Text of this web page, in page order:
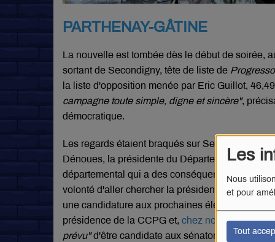
Les
Nous
et pour
Tout
PARTHENAY-GÂTINE
La nouvelle est tombée dès le début de soirée,
sortant de Secondigny, tête de liste de
la liste d'opposition menée par Eric Guillot,
campagne toute simple, digne et sincère",
démocratique.
Les regards étaient braqués sur Secondigny
Dénoues, la présidente du Département. Une
départemental qui a des conséquences au-delà
volonté d'aller chercher la présidence de la
une candidature aux prochaines élections
présidence de la CCPG et, chez nos confrères
prévu"d'être candidate aux sénatoriales de